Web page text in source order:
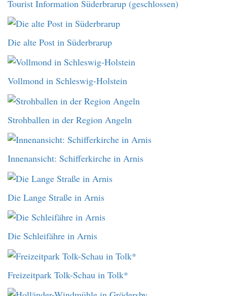
Tourist Information Süderbrarup (geschlossen)
Die alte Post in Süderbrarup
Vollmond in Schleswig-Holstein
Strohballen in der Region Angeln
Innenansicht: Schifferkirche in Arnis
Die Lange Straße in Arnis
Die Schleifähre in Arnis
Freizeitpark Tolk-Schau in Tolk*